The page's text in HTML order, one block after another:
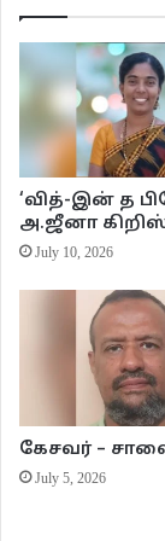
குண்டும்
நிழல்களைப்
“நிழலு பொய்
அவளுக்குப்
நிஜத்தைப்
லேசாய்த் தூக்கி
“சில நேரம் இந்த
அவனின் இந்தப் பதில்,
இரண்டுமுறை கண்
இணையும் அரிய
சிமிட்டுவாள்.
தன்னைக் கருக்கிய
‘வித்-இன் த
அ.ஜீனா
July 10, 2026
கேசவர் –
July 5, 2026